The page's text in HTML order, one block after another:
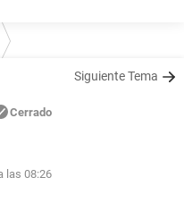
Siguiente Tema
Cerrado
las 08:26